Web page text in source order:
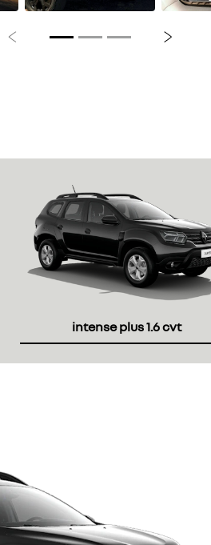
Anterior Próximo
intense plus 1.6 cvt
Anterior